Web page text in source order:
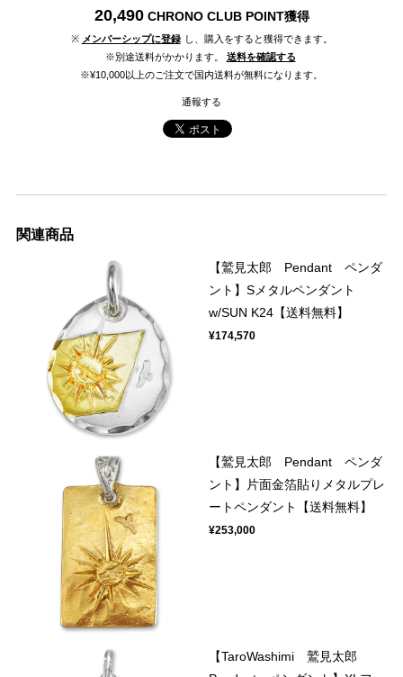
20,490 CHRONO CLUB POINT獲得
※ メンバーシップに登録 し、購入をすると獲得できます。
※別途送料がかかります。
送料を確認する
※¥10,000以上のご注文で国内送料が無料になります。
通報する
関連商品
【鷲見太郎 Pendant ペンダ
ント】Sメタルペンダント
w/SUN K24【送料無料】
¥174,570
【鷲見太郎 Pendant ペンダ
ント】片面金箔貼りメタルプレ
ートペンダント【送料無料】
¥253,000
【TaroWashimi 鷲見太郎